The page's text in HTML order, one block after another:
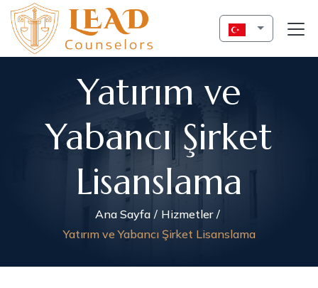
Yatırım ve
Yabancı Şirket
Lisanslama
Ana Sayfa
Hizmetler
Yatırım ve Yabancı Şirket Lisanslama